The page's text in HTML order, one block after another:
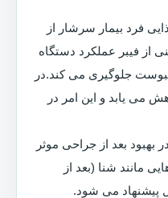
فرد بیمار سرشار از
از فیبر عملکرد دستگاه
جلوگیری می کند.در
می یابد و این امر در
بعد از جراحی موثر
مانند شنا (بعد از
پیشنهاد می شود.